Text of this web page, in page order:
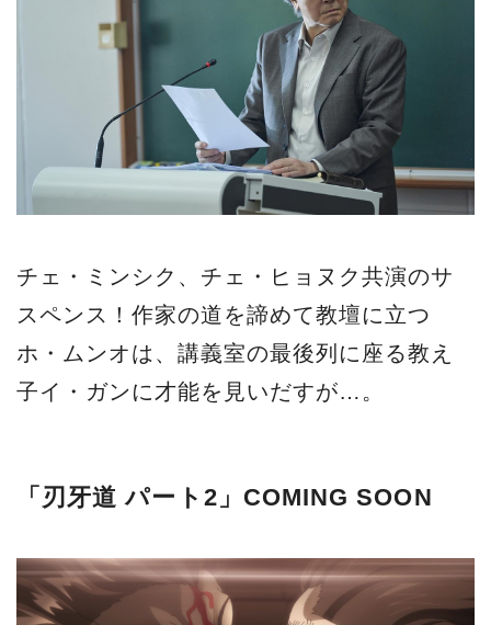
チェ・ミンシク、チェ・ヒョヌク共演のサ
スペンス！作家の道を諦めて教壇に立つ
ホ・ムンオは、講義室の最後列に座る教え
子イ・ガンに才能を見いだすが…。
「刃牙道 パート2」COMING SOON